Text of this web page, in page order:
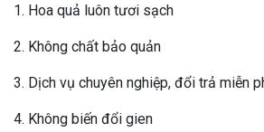
1. Hoa quả luôn tươi sạch
2. Không chất bảo quản
3. Dịch vụ chuyên nghiệp, đổi trả miễn
4. Không biến đổi gien